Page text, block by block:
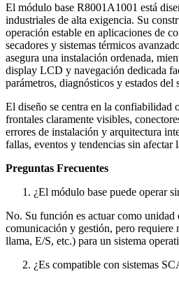
El módulo base R8001A1001 está
industriales de alta exigencia. Su
operación estable en aplicaciones de
secadores y sistemas térmicos
asegura una instalación ordenada,
display LCD y navegación dedicada
parámetros, diagnósticos y estados del
El diseño se centra en la confiabilidad
frontales claramente visibles,
errores de instalación y arquitectura
fallas, eventos y tendencias sin afectar
Preguntas Frecuentes
¿El módulo base puede operar
No. Su función es actuar como unidad
comunicación y gestión, pero
llama, E/S, etc.) para un sistema
¿Es compatible con sistemas